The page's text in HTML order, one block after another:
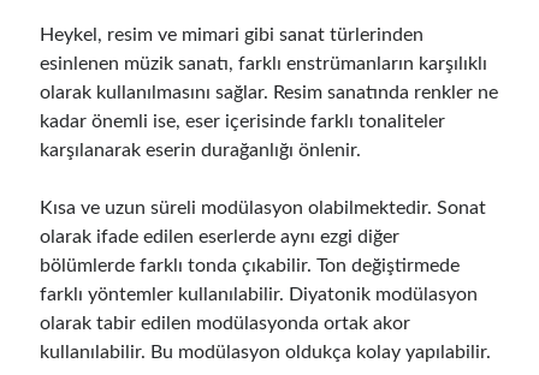
Heykel, resim ve mimari gibi sanat türlerinden
esinlenen müzik sanatı, farklı enstrümanların karşılıklı
olarak kullanılmasını sağlar. Resim sanatında renkler ne
kadar önemli ise, eser içerisinde farklı tonaliteler
karşılanarak eserin durağanlığı önlenir.
Kısa ve uzun süreli modülasyon olabilmektedir. Sonat
olarak ifade edilen eserlerde aynı ezgi diğer
bölümlerde farklı tonda çıkabilir. Ton değiştirmede
farklı yöntemler kullanılabilir. Diyatonik modülasyon
olarak tabir edilen modülasyonda ortak akor
kullanılabilir. Bu modülasyon oldukça kolay yapılabilir.